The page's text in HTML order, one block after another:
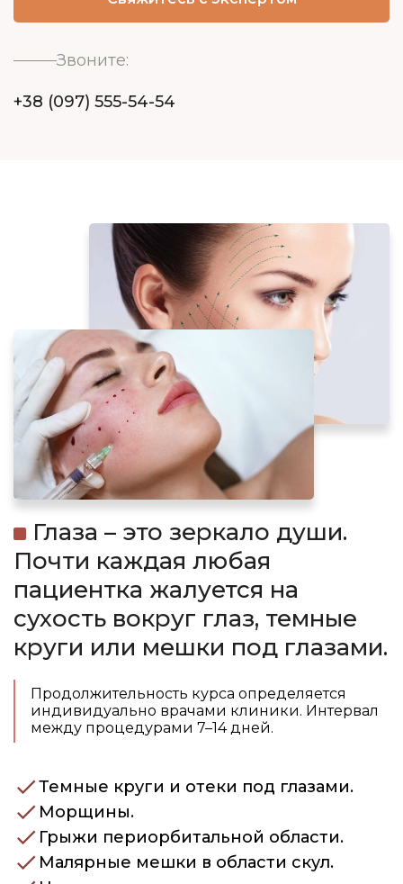
Звоните:
+38 (097) 555-54-54
Глаза – это зеркало души.
Почти каждая любая
пациентка жалуется на
сухость вокруг глаз, темные
круги или мешки под глазами.
Продолжительность курса определяется
индивидуально врачами клиники. Интервал
между процедурами 7–14 дней.
Темные круги и отеки под глазами.
Морщины.
Грыжи периорбитальной области.
Малярные мешки в области скул.